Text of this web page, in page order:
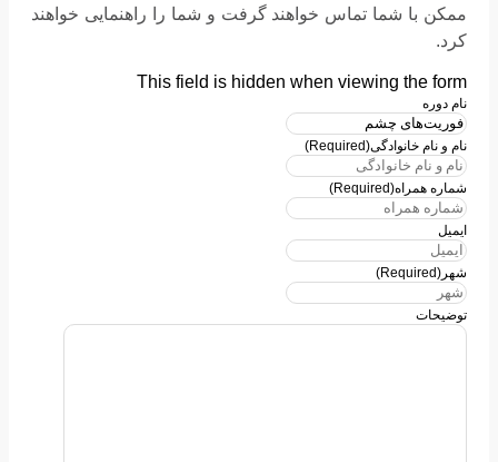
ممکن با شما تماس خواهند گرفت و شما را راهنمایی خواهند
کرد.
This field is hidden when viewing the form
نام دوره
نام و نام خانوادگی(Required)
شماره همراه(Required)
ایمیل
شهر (Required)
توضیحات